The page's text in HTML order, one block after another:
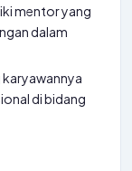
mentor yang
dalam
karyawannya
di bidang